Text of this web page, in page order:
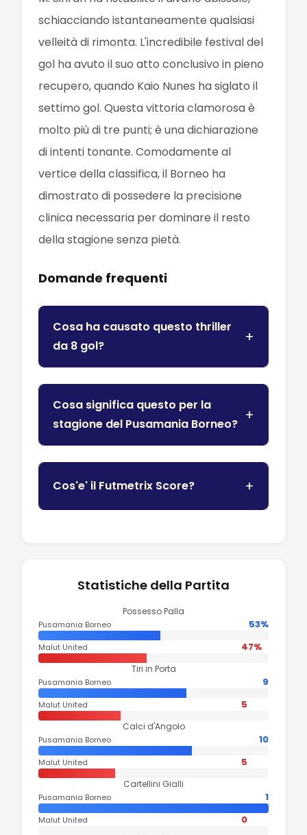
schiacciando istantaneamente qualsiasi
velleità di rimonta. L'incredibile festival del
gol ha avuto il suo atto conclusivo in pieno
recupero, quando Kaio Nunes ha siglato il
settimo gol. Questa vittoria clamorosa è
molto più di tre punti; è una dichiarazione
di intenti tonante. Comodamente al
vertice della classifica, il Borneo ha
dimostrato di possedere la precisione
clinica necessaria per dominare il resto
della stagione senza pietà.
Domande frequenti
Cosa ha causato questo thriller
da 8 gol?
Cosa significa questo per la
stagione del Pusamania Borneo?
Cos'e' il Futmetrix Score?
Statistiche della Partita
Possesso Palla
Pusamania Borneo 53%
Malut United 47%
Tiri in Porta
Pusamania Borneo 9
Malut United 5
Calci d'Angolo
Pusamania Borneo 10
Malut United 5
Cartellini Gialli
Pusamania Borneo 1
Malut United 0